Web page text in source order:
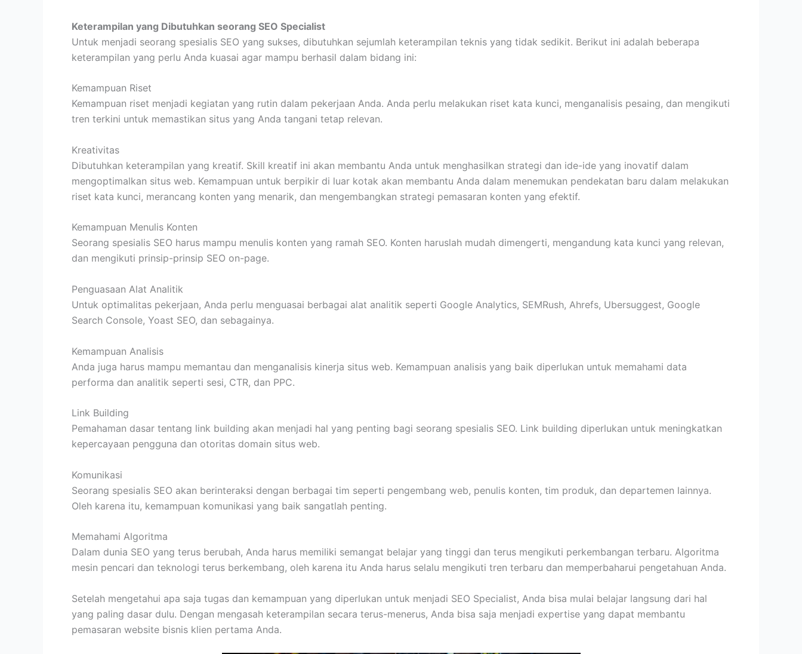
Keterampilan yang Dibutuhkan seorang SEO Specialist
Untuk menjadi seorang spesialis SEO yang sukses, dibutuhkan sejumlah keterampilan teknis yang tidak sedikit. Berikut ini adalah beberapa
keterampilan yang perlu Anda kuasai agar mampu berhasil dalam bidang ini:
Kemampuan Riset
Kemampuan riset menjadi kegiatan yang rutin dalam pekerjaan Anda. Anda perlu melakukan riset kata kunci, menganalisis pesaing, dan mengikuti
tren terkini untuk memastikan situs yang Anda tangani tetap relevan.
Kreativitas
Dibutuhkan keterampilan yang kreatif. Skill kreatif ini akan membantu Anda untuk menghasilkan strategi dan ide-ide yang inovatif dalam
mengoptimalkan situs web. Kemampuan untuk berpikir di luar kotak akan membantu Anda dalam menemukan pendekatan baru dalam melakukan
riset kata kunci, merancang konten yang menarik, dan mengembangkan strategi pemasaran konten yang efektif.
Kemampuan Menulis Konten
Seorang spesialis SEO harus mampu menulis konten yang ramah SEO. Konten haruslah mudah dimengerti, mengandung kata kunci yang relevan,
dan mengikuti prinsip-prinsip SEO on-page.
Penguasaan Alat Analitik
Untuk optimalitas pekerjaan, Anda perlu menguasai berbagai alat analitik seperti Google Analytics, SEMRush, Ahrefs, Ubersuggest, Google
Search Console, Yoast SEO, dan sebagainya.
Kemampuan Analisis
Anda juga harus mampu memantau dan menganalisis kinerja situs web. Kemampuan analisis yang baik diperlukan untuk memahami data
performa dan analitik seperti sesi, CTR, dan PPC.
Link Building
Pemahaman dasar tentang link building akan menjadi hal yang penting bagi seorang spesialis SEO. Link building diperlukan untuk meningkatkan
kepercayaan pengguna dan otoritas domain situs web.
Komunikasi
Seorang spesialis SEO akan berinteraksi dengan berbagai tim seperti pengembang web, penulis konten, tim produk, dan departemen lainnya.
Oleh karena itu, kemampuan komunikasi yang baik sangatlah penting.
Memahami Algoritma
Dalam dunia SEO yang terus berubah, Anda harus memiliki semangat belajar yang tinggi dan terus mengikuti perkembangan terbaru. Algoritma
mesin pencari dan teknologi terus berkembang, oleh karena itu Anda harus selalu mengikuti tren terbaru dan memperbaharui pengetahuan Anda.
Setelah mengetahui apa saja tugas dan kemampuan yang diperlukan untuk menjadi SEO Specialist, Anda bisa mulai belajar langsung dari hal
yang paling dasar dulu. Dengan mengasah keterampilan secara terus-menerus, Anda bisa saja menjadi expertise yang dapat membantu
pemasaran website bisnis klien pertama Anda.